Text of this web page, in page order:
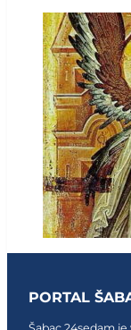
PORTAL